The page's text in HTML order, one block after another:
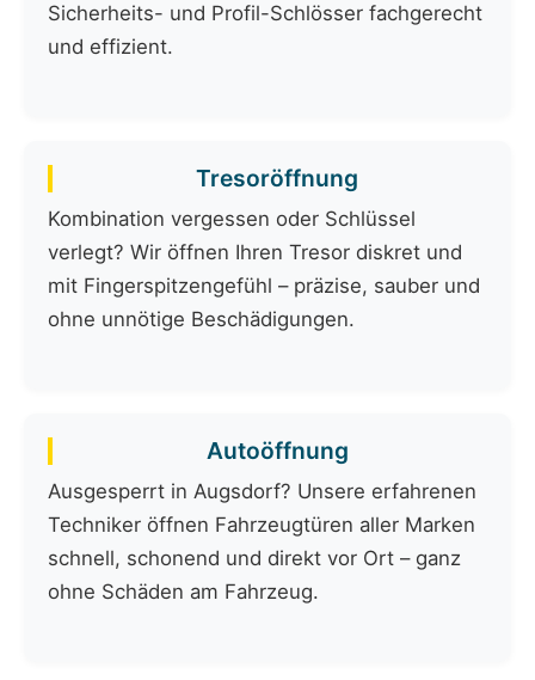
Sicherheits- und Profil-Schlösser fachgerecht
und effizient.
Tresoröffnung
Kombination vergessen oder Schlüssel
verlegt? Wir öffnen Ihren Tresor diskret und
mit Fingerspitzengefühl – präzise, sauber und
ohne unnötige Beschädigungen.
Autoöffnung
Ausgesperrt in Augsdorf? Unsere erfahrenen
Techniker öffnen Fahrzeugtüren aller Marken
schnell, schonend und direkt vor Ort – ganz
ohne Schäden am Fahrzeug.